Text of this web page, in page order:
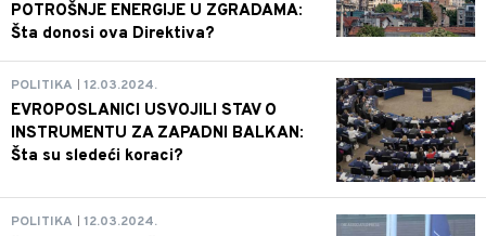
POTROŠNJE ENERGIJE U ZGRADAMA:
Šta donosi ova Direktiva?
POLITIKA 12.03.2024.
EVROPOSLANICI USVOJILI STAV O
INSTRUMENTU ZA ZAPADNI BALKAN:
Šta su sledeći koraci?
POLITIKA 12.03.2024.